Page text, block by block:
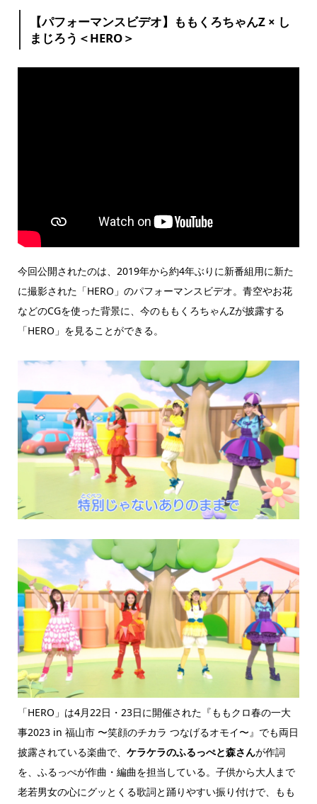
【パフォーマンスビデオ】ももくろちゃんZ × し
まじろう＜HERO＞
今回公開されたのは、2019年から約4年ぶりに新番組用に新た
に撮影された「HERO」のパフォーマンスビデオ。青空やお花
などのCGを使った背景に、今のももくろちゃんZが披露する
「HERO」を見ることができる。
「HERO」は4月22日・23日に開催された『ももクロ春の一大
事2023 in 福山市 〜笑顔のチカラ つなげるオモイ〜』でも両日
披露されている楽曲で、 ケラケラのふるっぺと森さんが作詞
を、ふるっぺが作曲・編曲を担当している。子供から大人まで
老若男女の心にグッとくる歌詞と踊りやすい振り付けで、もも